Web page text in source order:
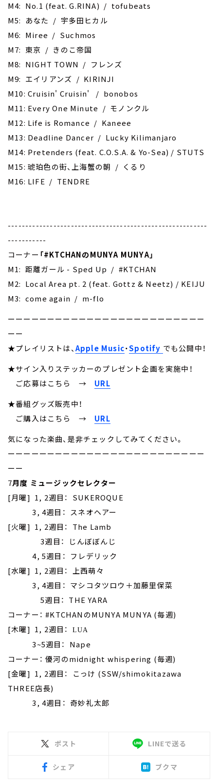
M4: No.1 (feat. G.RINA) / tofubeats
M5: あなた / 宇多田ヒカル
M6: Miree / Suchmos
M7: 東京 / きのこ帝国
M8: NIGHT TOWN / フレンズ
M9: エイリアンズ / KIRINJI
M10: Cruisin' Cruisin' / bonobos
M11: Every One Minute / モノンクル
M12: Life is Romance / Kaneee
M13: Deadline Dancer / Lucky Kilimanjaro
M14: Pretenders (feat. C.O.S.A. & Yo-Sea) / STUTS
M15: 琥珀色の街、上海蟹の朝 / くるり
M16: LIFE / TENDRE
---------------------------------------------------------
-----------
コーナー 「#KTCHANのMUNYA MUNYA」
M1: 距離ガール - Sped Up / #KTCHAN
M2: Local Area pt. 2 (feat. Gottz & Neetz) / KEIJU
M3: come again / m-flo
ーーーーーーーーーーーーーーーーーーーーーーーーー
ーー
★プレイリストは、Apple Music・Spotify でも公開中！
★サイン入りステッカーのプレゼント企画を実施中！
ご応募はこちら →
URL
★番組グッズ販売中！
ご購入はこちら → URL
気になった楽曲、是非チェックしてみてください。
ーーーーーーーーーーーーーーーーーーーーーーーーー
ーー
7月度 ミュージックセレクター
[月曜] 1, 2週目： SUKEROQUE
3, 4週目： スネオヘアー
[火曜] 1, 2週目： The Lamb
3週目： じんぼぼんじ
4, 5週目： フレデリック
[水曜] 1, 2週目： 上西萌々
3, 4週目： マシコタツロウ＋加藤里保菜
5週目： THE YARA
コーナー： #KTCHANのMUNYA MUNYA (毎週)
[木曜] 1, 2週目：
LUA
3~5週目： Nape
コーナー： 優河のmidnight whispering (毎週)
[金曜] 1, 2週目： こっけ (SSW/shimokitazawa
THREE店長)
3, 4週目： 奇妙礼太郎
ポスト LINEで送る
シェア ブクマ